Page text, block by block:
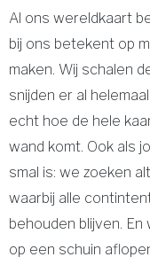
Al ons wereldkaart
bij ons betekent op
maken. Wij schalen
snijden er al
echt hoe de hele
wand komt. Ook als
smal is: we zoeken
waarbij alle
behouden blijven.
op een schuin